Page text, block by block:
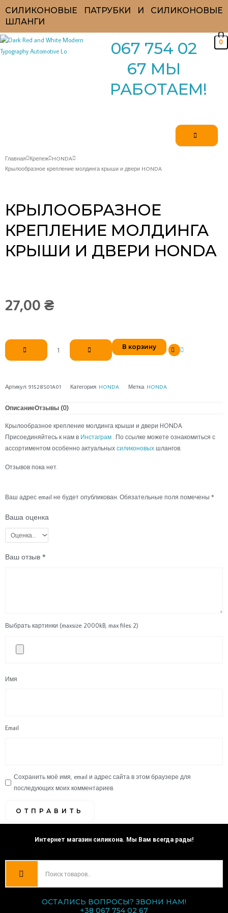
СИЛИКОНОВЫЕ ПАТРУБКИ И СИЛИКОНОВЫЕ
ШЛАНГИ
067 754 02
67 МЫ
РАБОТАЕМ!
0
Главная Крепеж HONDA
Крылообразное крепление молдинга крыши и двери HONDA
КРЫЛООБРАЗНОЕ
КРЕПЛЕНИЕ МОЛДИНГА
КРЫШИ И ДВЕРИ HONDA
27,00 ₴
Количество
товара
Крылообразное
молдинга
и
HONDA
В корзину
Артикул: 91528S01A01 Категория: HONDA Метка: HONDA
ОписаниеОтзывы (0)
Крылообразное крепление молдинга крыши и двери HONDA.
Присоединяйтесь к нам в Инстаграм . По ссылке можете ознакомиться с
ассортиментом особенно актуальных силиконовых шлангов.
Отзывов пока нет.
Ваш адрес email не будет опубликован. Обязательные поля помечены *
Ваша оценка
Ваш отзыв *
Выбрать картинки (maxsize: 2000kB, max files: 2)
Имя
Email
Сохранить моё имя, email и адрес сайта в этом браузере для
последующих моих комментариев.
Интернет магазин силикона. Мы Вам всегда рады!
ОСТАЛИСЬ ВОПРОСЫ? ЗВОНИ НАМ!
+38 067 754 02 67